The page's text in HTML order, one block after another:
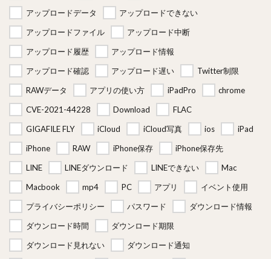
アップロードデータ
アップロードできない
アップロードファイル
アップロード中断
アップロード履歴
アップロード情報
アップロード確認
アップロード遅い
Twitter制限
RAWデータ
アプリの使い方 iPadPro
chrome
CVE-2021-44228
Download
FLAC
GIGAFILE FLY
iCloud iCloud写真 ios
iPad
iPhone
RAW iPhone保存
iPhone保存先
LINE
LINEダウンロード LINEできない
Mac
Macbook
mp4 PC アプリ
イベント使用
プライバシーポリシー
パスワード
ダウンロード情報
ダウンロード時間
ダウンロード期限
ダウンロード見れない
ダウンロード通知